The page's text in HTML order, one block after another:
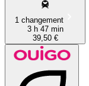
1 changement
3 h 47 min
39,50 €